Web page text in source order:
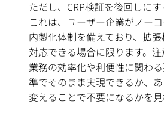
ただし、CRP検証を後回しにす
これは、ユーザー企業がノー
内製化体制を備えており、拡
対応できる場合に限ります。
業務の効率化や利便性に関わ
準でそのまま実現できるか、
変えることで不要になるかを見